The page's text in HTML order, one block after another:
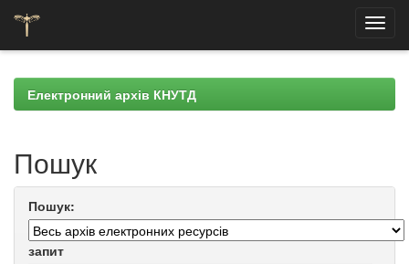
navigationЕлектронний архів КНУТД
Пошук
Пошук:
запит